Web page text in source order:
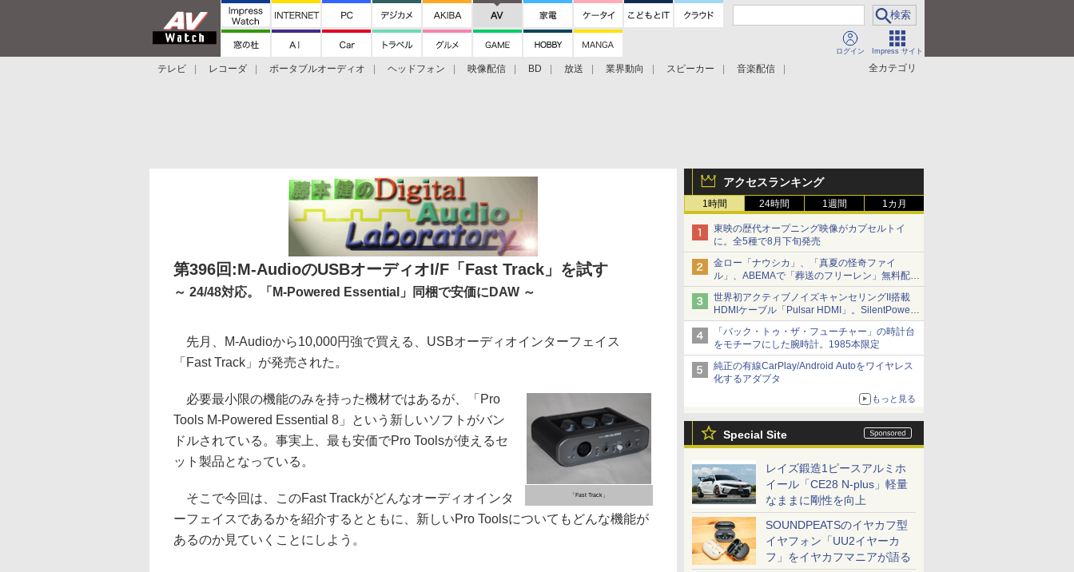
ログイン Impress サイト
全カテゴリ
テレビ レコーダ ポータブルオーディオ ヘッドフォン 映像配信 BD 放送 業界動向 スピーカー
音楽配信
アクセスランキング
1時間 24時間 1週間 1カ月
東映の歴代オープニング映像がカプセルトイ
に。全5種で8月下旬発売
金ロー「ナウシカ」、「真夏の怪奇ファイ
ル」、ABEMAで「葬送のフリーレン」無料配信
など。夏の特番・配信情報
世界初アクティブノイズキャンセリングII搭載
HDMIケーブル「Pulsar HDMI」。SilentPower
から
「バック・トゥ・ザ・フューチャー」の時計台
をモチーフにした腕時計。1985本限定
純正の有線CarPlay/Android Autoをワイヤレス
化するアダプタ
もっと見る
Special Site
レイズ鍛造1ピースアルミホ
イール「CE28 N-plus」軽量
なままに剛性を向上
SOUNDPEATSのイヤカフ型
イヤフォン「UU2イヤーカ
フ」をイヤカフマニアが語る
第396回:M-AudioのUSBオーディオI/F「Fast Track」を試す
～ 24/48対応。「M-Powered Essential」同梱で安価にDAW ～
先月、M-Audioから10,000円強で買える、USBオーディオインターフェイス
「Fast Track」が発売された。
「Fast Track」
必要最小限の機能のみを持った機材ではあるが、「Pro
Tools M-Powered Essential 8」という新しいソフトがバン
ドルされている。事実上、最も安価でPro Toolsが使えるセ
ット製品となっている。
そこで今回は、このFast Trackがどんなオーディオインタ
ーフェイスであるかを紹介するとともに、新しいPro Toolsについてもどんな機能が
あるのか見ていくことにしよう。